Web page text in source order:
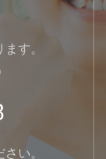
す。
い。